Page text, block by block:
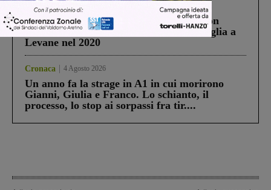
Cronaca 3 Agosto 2026
Scomparso da una struttura di Castiglion
Fiorentino l’uomo che aveva ucciso la figlia a
Levane nel 2020
Cronaca 4 Agosto 2026
Un anno fa la strage in A1 in cui morirono
Gianni, Giulia e Franco. Lo schianto, il
processo, lo stop ai sorpassi fra tir....